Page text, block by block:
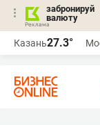
забронируй
валюту
Казань27.3°